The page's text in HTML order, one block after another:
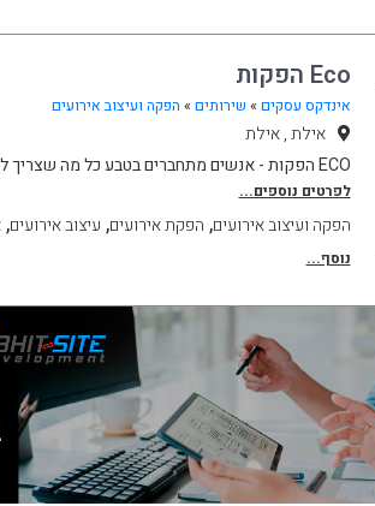
Eco הפקות
אינדקס עסקים » שירותים » הפקה ועיצוב אירועים
אילת , אילת
ECO הפקות - אנשים מתחברים בטבע כל מה שצריך לחוויה בלתי נשכחת. טיולים / הפקות איר
לפרטים נוספים...
הפקה ועיצוב אירועים, הפקת אירועים, עיצוב אירועים,
נוסף...